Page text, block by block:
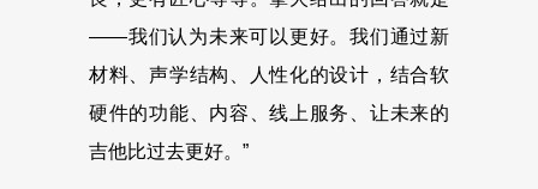
——我们认为未来可以更好。我们通过新
材料、声学结构、人性化的设计，结合软
硬件的功能、内容、线上服务、让未来的
吉他比过去更好。”